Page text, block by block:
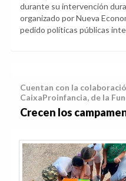
durante su intervención
organizado por Nueva
pedido políticas públicas
Cuentan con la
CaixaProinfancia, de la
Crecen los